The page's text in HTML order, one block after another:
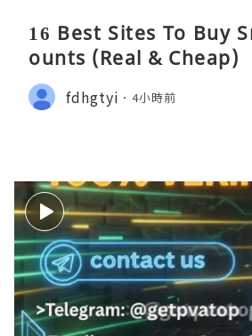
16 Best Sites To Buy
ounts (Real & Cheap)
fdhgtyi 4小時前